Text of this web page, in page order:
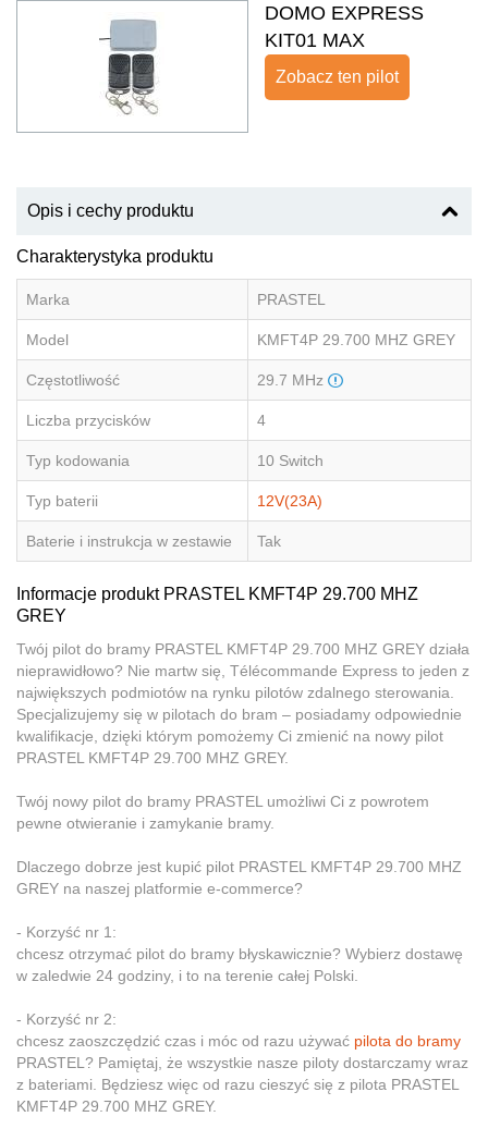
DOMO EXPRESS
KIT01 MAX
Zobacz ten pilot
Opis i cechy produktu
Charakterystyka produktu
Marka PRASTEL
Model KMFT4P 29.700 MHZ GREY
Częstotliwość 29.7 MHz
Liczba przycisków 4
Typ kodowania 10 Switch
Typ baterii 12V(23A)
Baterie i instrukcja w zestawie Tak
Informacje produkt PRASTEL KMFT4P 29.700 MHZ
GREY
Twój pilot do bramy PRASTEL KMFT4P 29.700 MHZ GREY działa
nieprawidłowo? Nie martw się, Télécommande Express to jeden z
największych podmiotów na rynku pilotów zdalnego sterowania.
Specjalizujemy się w pilotach do bram – posiadamy odpowiednie
kwalifikacje, dzięki którym pomożemy Ci zmienić na nowy pilot
PRASTEL KMFT4P 29.700 MHZ GREY.
Twój nowy pilot do bramy PRASTEL umożliwi Ci z powrotem
pewne otwieranie i zamykanie bramy.
Dlaczego dobrze jest kupić pilot PRASTEL KMFT4P 29.700 MHZ
GREY na naszej platformie e-commerce?
- Korzyść nr 1:
chcesz otrzymać pilot do bramy błyskawicznie? Wybierz dostawę
w zaledwie 24 godziny, i to na terenie całej Polski.
- Korzyść nr 2:
chcesz zaoszczędzić czas i móc od razu używać pilota do bramy
PRASTEL? Pamiętaj, że wszystkie nasze piloty dostarczamy wraz
z bateriami. Będziesz więc od razu cieszyć się z pilota PRASTEL
KMFT4P 29.700 MHZ GREY.